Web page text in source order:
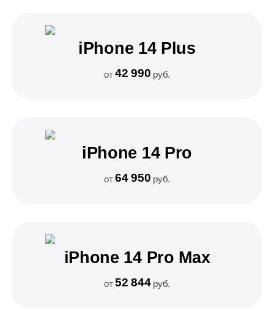
iPhone 14 Plus
от42 990 руб.
iPhone 14 Pro
от64 950 руб.
iPhone 14 Pro Max
от52 844руб.